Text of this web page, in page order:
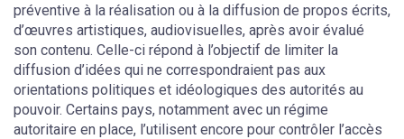
préventive à la réalisation ou à la diffusion de propos écrits,
d’œuvres artistiques, audiovisuelles, après avoir évalué
son contenu. Celle-ci répond à l’objectif de limiter la
diffusion d’idées qui ne correspondraient pas aux
orientations politiques et idéologiques des autorités au
pouvoir. Certains pays, notamment avec un régime
autoritaire en place, l’utilisent encore pour contrôler l’accès